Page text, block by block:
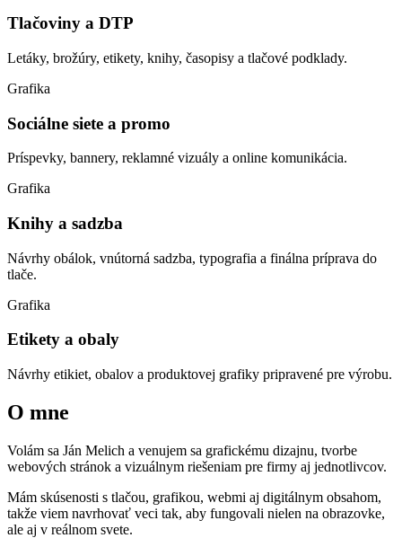
Tlačoviny a DTP
Letáky, brožúry, etikety, knihy, časopisy a tlačové podklady.
Grafika
Sociálne siete a promo
Príspevky, bannery, reklamné vizuály a online komunikácia.
Grafika
Knihy a sadzba
Návrhy obálok, vnútorná sadzba, typografia a finálna príprava do
tlače.
Grafika
Etikety a obaly
Návrhy etikiet, obalov a produktovej grafiky pripravené pre výrobu.
O mne
Volám sa Ján Melich a venujem sa grafickému dizajnu, tvorbe
webových stránok a vizuálnym riešeniam pre firmy aj jednotlivcov.
Mám skúsenosti s tlačou, grafikou, webmi aj digitálnym obsahom,
takže viem navrhovať veci tak, aby fungovali nielen na obrazovke,
ale aj v reálnom svete.